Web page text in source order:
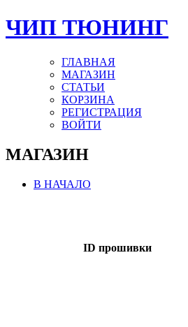
ЧИП ТЮНИНГ
ГЛАВНАЯ
МАГАЗИН
СТАТЬИ
КОРЗИНА
РЕГИСТРАЦИЯ
ВОЙТИ
МАГАЗИН
В НАЧАЛО
ID прошивки